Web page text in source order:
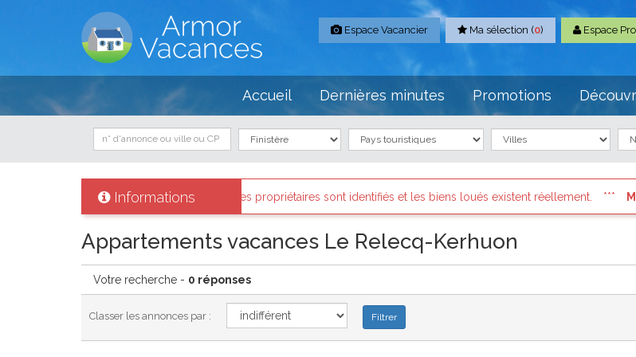
Espace Vacancier Ma sélection (0) Espace
Accueil Dernières minutes Promotions
Informations
Armor-vacances : Tous les propriétaires sont identifiés et les biens loués existent réellement. Messages des
Appartements vacances Le Relecq-Kerhuon
Votre recherche - 0 réponses
Classer les annonces par :